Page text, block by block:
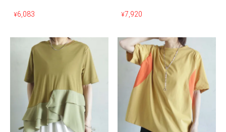
¥6,083 ¥7,920